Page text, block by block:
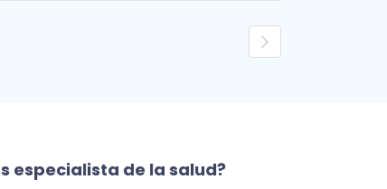
especialista de la salud?